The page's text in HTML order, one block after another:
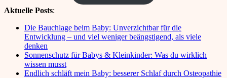
Aktuelle Posts:
Die Bauchlage beim Baby: Unverzichtbar für die
Entwicklung – und viel weniger beängstigend, als viele
denken
Sonnenschutz für Babys & Kleinkinder: Was du wirklich
wissen musst
Endlich schläft mein Baby: besserer Schlaf durch Osteopathie